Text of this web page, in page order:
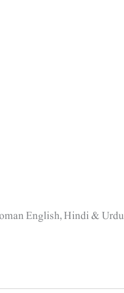
English, Hindi & Urdu